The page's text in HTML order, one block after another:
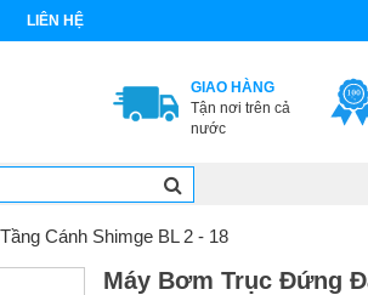
LIÊN HỆ
GIAO HÀNG
Tận nơi trên cả
nước
Cánh Shimge BL 2 - 18
Máy Bơm Trục Đứng